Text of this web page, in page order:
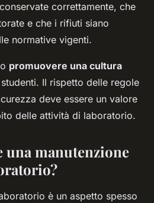
correttamente, che
e che i rifiuti siano
normative vigenti.
promuovere una cultura
Il rispetto delle regole
deve essere un valore
delle attività di laboratorio.
una manutenzione
è un aspetto spesso